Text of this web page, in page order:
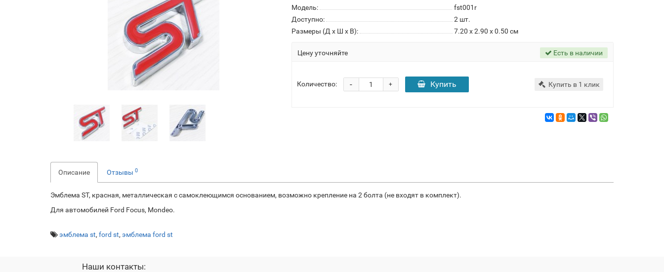
Модель:
fst001r
Доступно:
2 шт.
Размеры (Д x Ш x В):
7.20 x 2.90 x 0.50 см
Цену уточняйте Есть в наличии
Количество: +
- Купить Купить в 1 клик
Описание Отзывы 0
Эмблема ST, красная, металлическая с самоклеющимся основанием, возможно крепление на 2 болта (не входят в комплект).
Для автомобилей Ford Focus, Mondeo.
эмблема st, ford st, эмблема ford st
Наши контакты: